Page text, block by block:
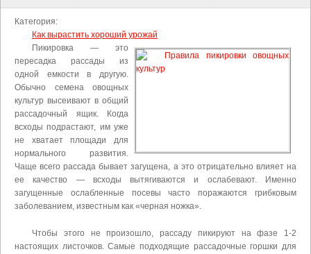
Категория:
Как вырастить хороший урожай
Пикировка — это
пересадка рассады из
одной емкости в другую.
Обычно семена овощных
культур высеивают в общий
рассадочный ящик. Когда
всходы подрастают, им уже
не хватает площади для
нормального развития.
Чаще всего рассада бывает загущена, а это отрицательно влияет на
ее качество — всходы вытягиваются и ослабевают. Именно
загущенные ослабленные посевы часто поражаются грибковым
заболеванием, известным как «черная ножка».
Чтобы этого не произошло, рассаду пикируют на фазе 1-2
настоящих листочков. Самые подходящие рассадочные горшки для